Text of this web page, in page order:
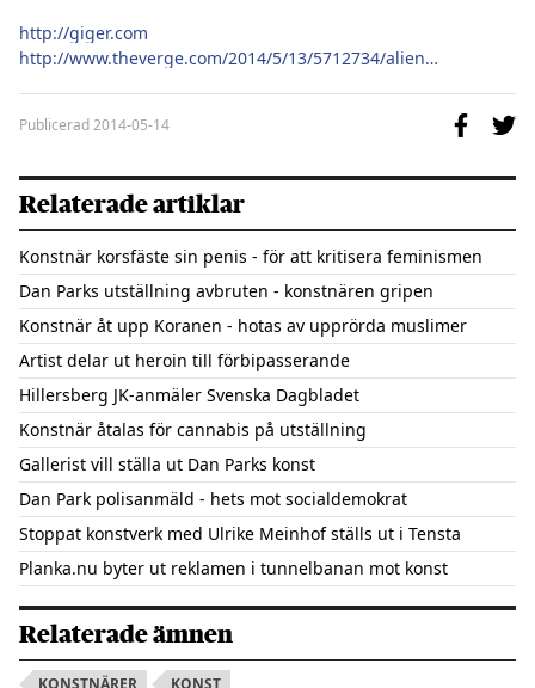
http://giger.com
http://www.theverge.com/2014/5/13/5712734/alien-artist-h-r-giger-dead-at-74
Publicerad2014-05-14
Relaterade artiklar
Konstnär korsfäste sin penis - för att kritisera feminismen
Dan Parks utställning avbruten - konstnären gripen
Konstnär åt upp Koranen - hotas av upprörda muslimer
Artist delar ut heroin till förbipasserande
Hillersberg JK-anmäler Svenska Dagbladet
Konstnär åtalas för cannabis på utställning
Gallerist vill ställa ut Dan Parks konst
Dan Park polisanmäld - hets mot socialdemokrat
Stoppat konstverk med Ulrike Meinhof ställs ut i Tensta
Planka.nu byter ut reklamen i tunnelbanan mot konst
Relaterade ämnen
KONSTNÄRER KONST